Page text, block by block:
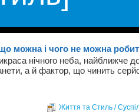
можна і чого не можна
нічного неба, найближче
а й фактор, що чинить
Життя та Стиль /